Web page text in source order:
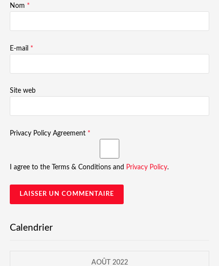
Nom *
E-mail *
Site web
Privacy Policy Agreement *
I agree to the Terms & Conditions and Privacy Policy.
Calendrier
AOÛT 2022